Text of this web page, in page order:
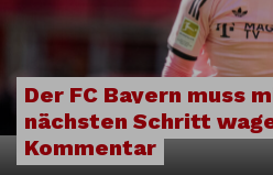
Der FC Bayern muss
nächsten Schritt
Kommentar